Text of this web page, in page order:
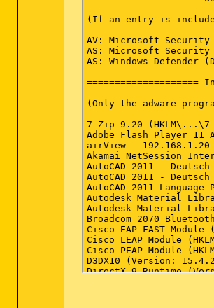
(If an entry is
AV: Microsoft Security
AS: Microsoft Security
AS: Windows Defender
====================
(Only the adware
7-Zip 9.20
Adobe Flash Player 11
airView -
Akamai NetSession
AutoCAD 2011 -
AutoCAD 2011 -
AutoCAD 2011
Autodesk Material
Autodesk Material
Broadcom 2070
Cisco EAP-FAST
Cisco LEAP Module
Cisco PEAP Module
D3DX10 (Version:
DirectX 9 Runtime